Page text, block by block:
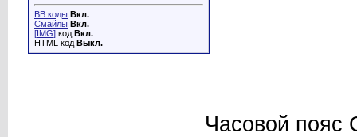
BB коды Вкл.
Смайлы Вкл.
[IMG] код Вкл.
HTML код Выкл.
Часовой пояс